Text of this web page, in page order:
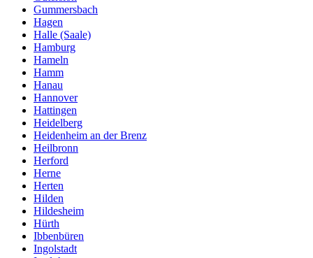
Gummersbach
Hagen
Halle (Saale)
Hamburg
Hameln
Hamm
Hanau
Hannover
Hattingen
Heidelberg
Heidenheim an der Brenz
Heilbronn
Herford
Herne
Herten
Hilden
Hildesheim
Hürth
Ibbenbüren
Ingolstadt